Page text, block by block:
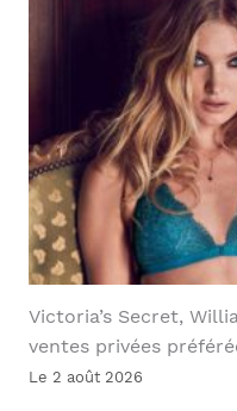
Victoria’s Secret,
ventes privées
Le 2 août 2026